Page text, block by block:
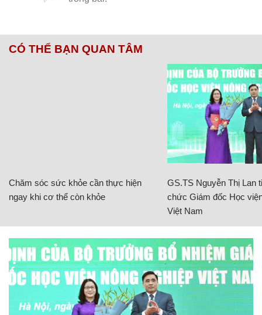
CÓ THỂ BẠN QUAN TÂM
Chăm sóc sức khỏe cần thực hiện
ngay khi cơ thể còn khỏe
GS.TS Nguyễn Thị Lan
chức Giám đốc Học
Việt Nam